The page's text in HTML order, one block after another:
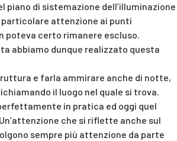
piano di sistemazione dell’illuminazione
attenzione ai punti
poteva certo rimanere escluso.
abbiamo dunque realizzato questa
e farla ammirare anche di notte,
il luogo nel quale si trova.
in pratica ed oggi quel
che si riflette anche sul
sempre più attenzione da parte